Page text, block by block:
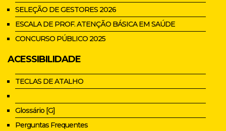
SELEÇÃO DE GESTORES 2026
ESCALA DE PROF. ATENÇÃO BÁSICA EM SAÚDE
CONCURSO PÚBLICO 2025
ACESSIBILIDADE
TECLAS DE ATALHO
Glossário [G]
Perguntas Frequentes